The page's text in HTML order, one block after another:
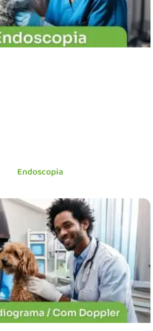
Endoscopia